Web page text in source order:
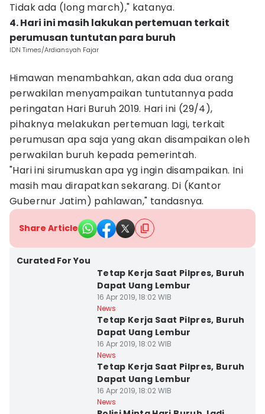
Tidak ada (long march)," katanya.
4. Hari ini masih lakukan pertemuan terkait
perumusan tuntutan para buruh
IDN Times/Ardiansyah Fajar
Himawan menambahkan, akan ada dua orang
perwakilan menyampaikan tuntutannya pada
peringatan Hari Buruh 2019. Hari ini (29/4),
pihaknya melakukan pertemuan lagi, terkait
perumusan apa saja yang akan disampaikan oleh
perwakilan buruh kepada pemerintah.
"Hari ini sirumuskan apa yg ingin disampaikan. Ini
masih mau dirapatkan sekarang. Di (Kantor
Gubernur Jatim) pahlawan," tandasnya.
Share Article
Curated For You
Tetap Kerja Saat Pilpres, Buruh
Dapat Uang Lembur
16 Apr 2019, 18:02 WIB
News
Tetap Kerja Saat Pilpres, Buruh
Dapat Uang Lembur
16 Apr 2019, 18:02 WIB
News
Tetap Kerja Saat Pilpres, Buruh
Dapat Uang Lembur
16 Apr 2019, 18:02 WIB
News